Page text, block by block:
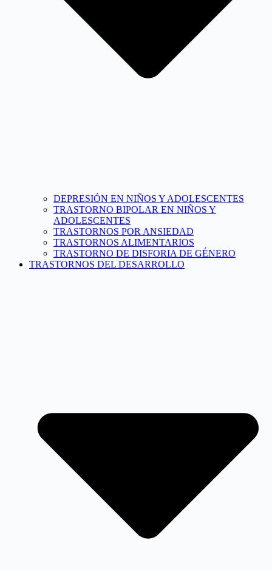
DEPRESIÓN EN NIÑOS Y ADOLESCENTES
TRASTORNO BIPOLAR EN NIÑOS Y
ADOLESCENTES
TRASTORNOS POR ANSIEDAD
TRASTORNOS ALIMENTARIOS
TRASTORNO DE DISFORIA DE GÉNERO
TRASTORNOS DEL DESARROLLO